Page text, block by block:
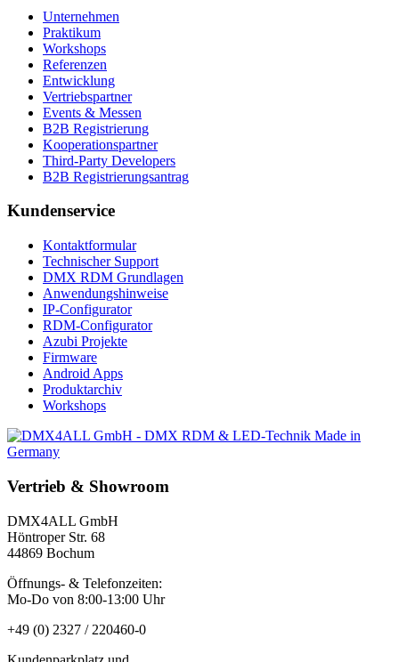
Unternehmen
Praktikum
Workshops
Referenzen
Entwicklung
Vertriebspartner
Events & Messen
B2B Registrierung
Kooperationspartner
Third-Party Developers
B2B Registrierungsantrag
Kundenservice
Kontaktformular
Technischer Support
DMX RDM Grundlagen
Anwendungshinweise
IP-Configurator
RDM-Configurator
Azubi Projekte
Firmware
Android Apps
Produktarchiv
Workshops
Vertrieb & Showroom
DMX4ALL GmbH
Höntroper Str. 68
44869 Bochum
Öffnungs- & Telefonzeiten:
Mo-Do von 8:00-13:00 Uhr
+49 (0) 2327 / 220460-0